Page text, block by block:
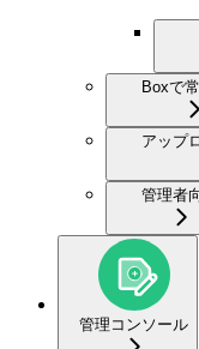
Boxで
アップ
管理者
管理コンソール